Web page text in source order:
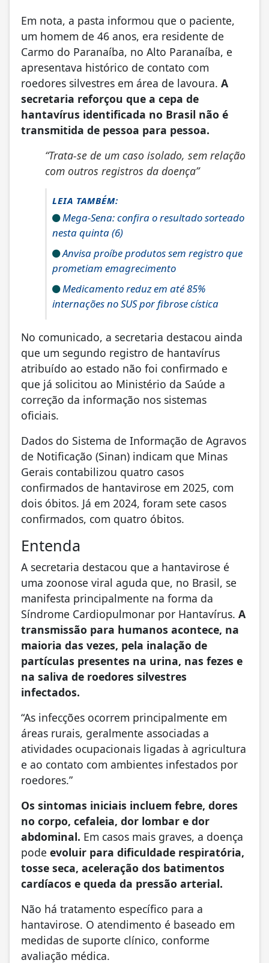
Em nota, a pasta informou que o paciente,
um homem de 46 anos, era residente de
Carmo do Paranaíba, no Alto Paranaíba, e
apresentava histórico de contato com
roedores silvestres em área de lavoura. A
secretaria reforçou que a cepa de
hantavírus identificada no Brasil não é
transmitida de pessoa para pessoa.
“Trata-se de um caso isolado, sem relação
com outros registros da doença”
LEIA TAMBÉM:
Mega-Sena: confira o resultado sorteado
nesta quinta (6)
Anvisa proíbe produtos sem registro que
prometiam emagrecimento
Medicamento reduz em até 85%
internações no SUS por fibrose cística
No comunicado, a secretaria destacou ainda
que um segundo registro de hantavírus
atribuído ao estado não foi confirmado e
que já solicitou ao Ministério da Saúde a
correção da informação nos sistemas
oficiais.
Dados do Sistema de Informação de Agravos
de Notificação (Sinan) indicam que Minas
Gerais contabilizou quatro casos
confirmados de hantavirose em 2025, com
dois óbitos. Já em 2024, foram sete casos
confirmados, com quatro óbitos.
Entenda
A secretaria destacou que a hantavirose é
uma zoonose viral aguda que, no Brasil, se
manifesta principalmente na forma da
Síndrome Cardiopulmonar por Hantavírus. A
transmissão para humanos acontece, na
maioria das vezes, pela inalação de
partículas presentes na urina, nas fezes e
na saliva de roedores silvestres
infectados.
“As infecções ocorrem principalmente em
áreas rurais, geralmente associadas a
atividades ocupacionais ligadas à agricultura
e ao contato com ambientes infestados por
roedores.”
Os sintomas iniciais incluem febre, dores
no corpo, cefaleia, dor lombar e dor
abdominal. Em casos mais graves, a doença
pode evoluir para dificuldade respiratória,
tosse seca, aceleração dos batimentos
cardíacos e queda da pressão arterial.
Não há tratamento específico para a
hantavirose. O atendimento é baseado em
medidas de suporte clínico, conforme
avaliação médica.